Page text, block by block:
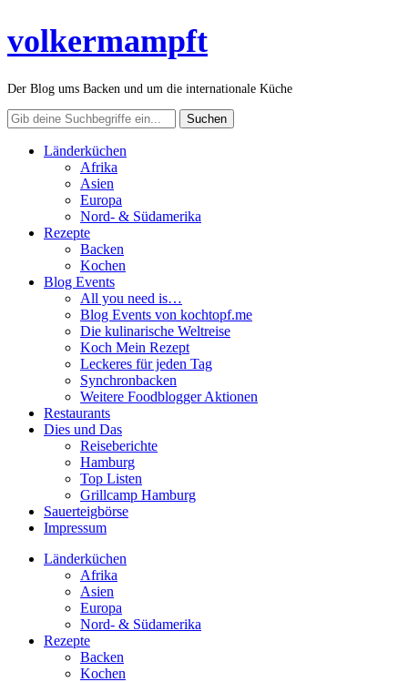
volkermampft
Der Blog ums Backen und um die internationale Küche
Länderküchen
Afrika
Asien
Europa
Nord- & Südamerika
Rezepte
Backen
Kochen
Blog Events
All you need is…
Blog Events von kochtopf.me
Die kulinarische Weltreise
Koch Mein Rezept
Leckeres für jeden Tag
Synchronbacken
Weitere Foodblogger Aktionen
Restaurants
Dies und Das
Reiseberichte
Hamburg
Top Listen
Grillcamp Hamburg
Sauerteigbörse
Impressum
Länderküchen
Afrika
Asien
Europa
Nord- & Südamerika
Rezepte
Backen
Kochen